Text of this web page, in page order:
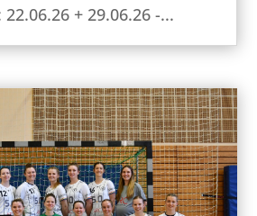
+ 29.06.26 -...